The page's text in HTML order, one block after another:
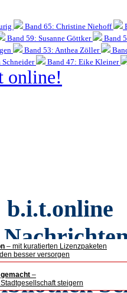
Band 65: Christine Niehoff
Band 59: Susanne Göttker
Band
Band 53: Anthea Zöller
Schneider Band 47: Eike Kleiner
online!
– mit kuratierten Lizenzpaketen
besser versorgen
–
steigern
b.i.t.online